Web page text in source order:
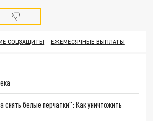
СОЦЗАЩИТЫ ЕЖЕМЕСЯЧНЫЕ ВЫПЛАТЫ
снять белые перчатки": Как уничтожить